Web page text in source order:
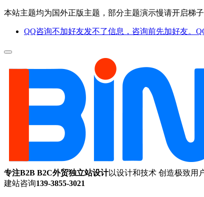
本站主题均为国外正版主题，部分主题演示慢请开启梯子
QQ咨询不加好友发不了信息，咨询前先加好友。
专注B2B B2C外贸独立站设计以设计和技术 创造极致用
建站咨询139-3855-3021